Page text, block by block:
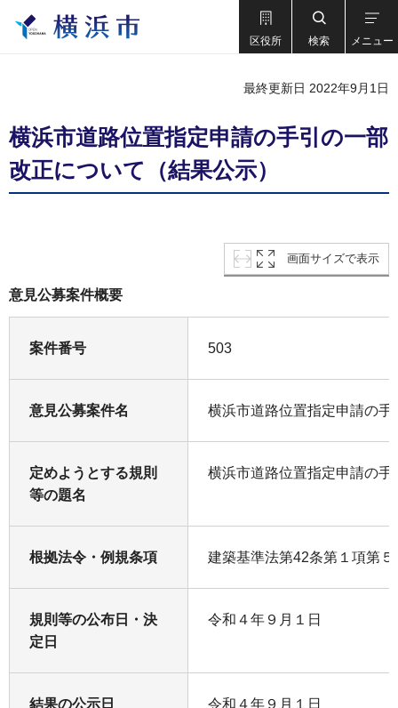
区役所 検索 メニュー
最終更新日 2022年9月1日
横浜市道路位置指定申請の手引の一部
改正について（結果公示）
画面サイズで表示
意見公募案件概要
案件番号 503
意見公募案件名 横浜市道路位置指定申請の
定めようとする規則
等の題名
横浜市道路位置指定申請の手
根拠法令・例規条項 建築基準法第42条第１項第５
規則等の公布日・決
定日
令和４年９月１日
結果の公示日 令和４年９月１日